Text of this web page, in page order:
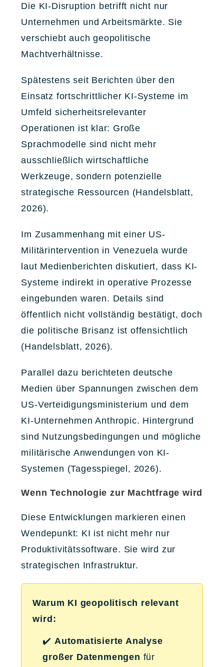
Die KI-Disruption betrifft nicht nur
Unternehmen und Arbeitsmärkte. Sie
verschiebt auch geopolitische
Machtverhältnisse.
Spätestens seit Berichten über den
Einsatz fortschrittlicher KI-Systeme im
Umfeld sicherheitsrelevanter
Operationen ist klar: Große
Sprachmodelle sind nicht mehr
ausschließlich wirtschaftliche
Werkzeuge, sondern potenzielle
strategische Ressourcen (Handelsblatt,
2026).
Im Zusammenhang mit einer US-
Militärintervention in Venezuela wurde
laut Medienberichten diskutiert, dass KI-
Systeme indirekt in operative Prozesse
eingebunden waren. Details sind
öffentlich nicht vollständig bestätigt, doch
die politische Brisanz ist offensichtlich
(Handelsblatt, 2026).
Parallel dazu berichteten deutsche
Medien über Spannungen zwischen dem
US-Verteidigungsministerium und dem
KI-Unternehmen Anthropic. Hintergrund
sind Nutzungsbedingungen und mögliche
militärische Anwendungen von KI-
Systemen (Tagesspiegel, 2026).
Wenn Technologie zur Machtfrage wird
Diese Entwicklungen markieren einen
Wendepunkt: KI ist nicht mehr nur
Produktivitätssoftware. Sie wird zur
strategischen Infrastruktur.
Warum KI geopolitisch relevant
wird:
✔️ Automatisierte Analyse
großer Datenmengen für